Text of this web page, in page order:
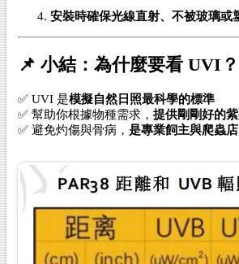
安裝時確保光線直射、不被玻璃或
📌 小結：為什麼要看 UVI？
✅ UVI 是模擬自然日照最科學的標準
✅ 幫助你根據物種需求， 提供剛剛好的
✅ 避免灼傷與骨病， 是專業飼主與爬蟲